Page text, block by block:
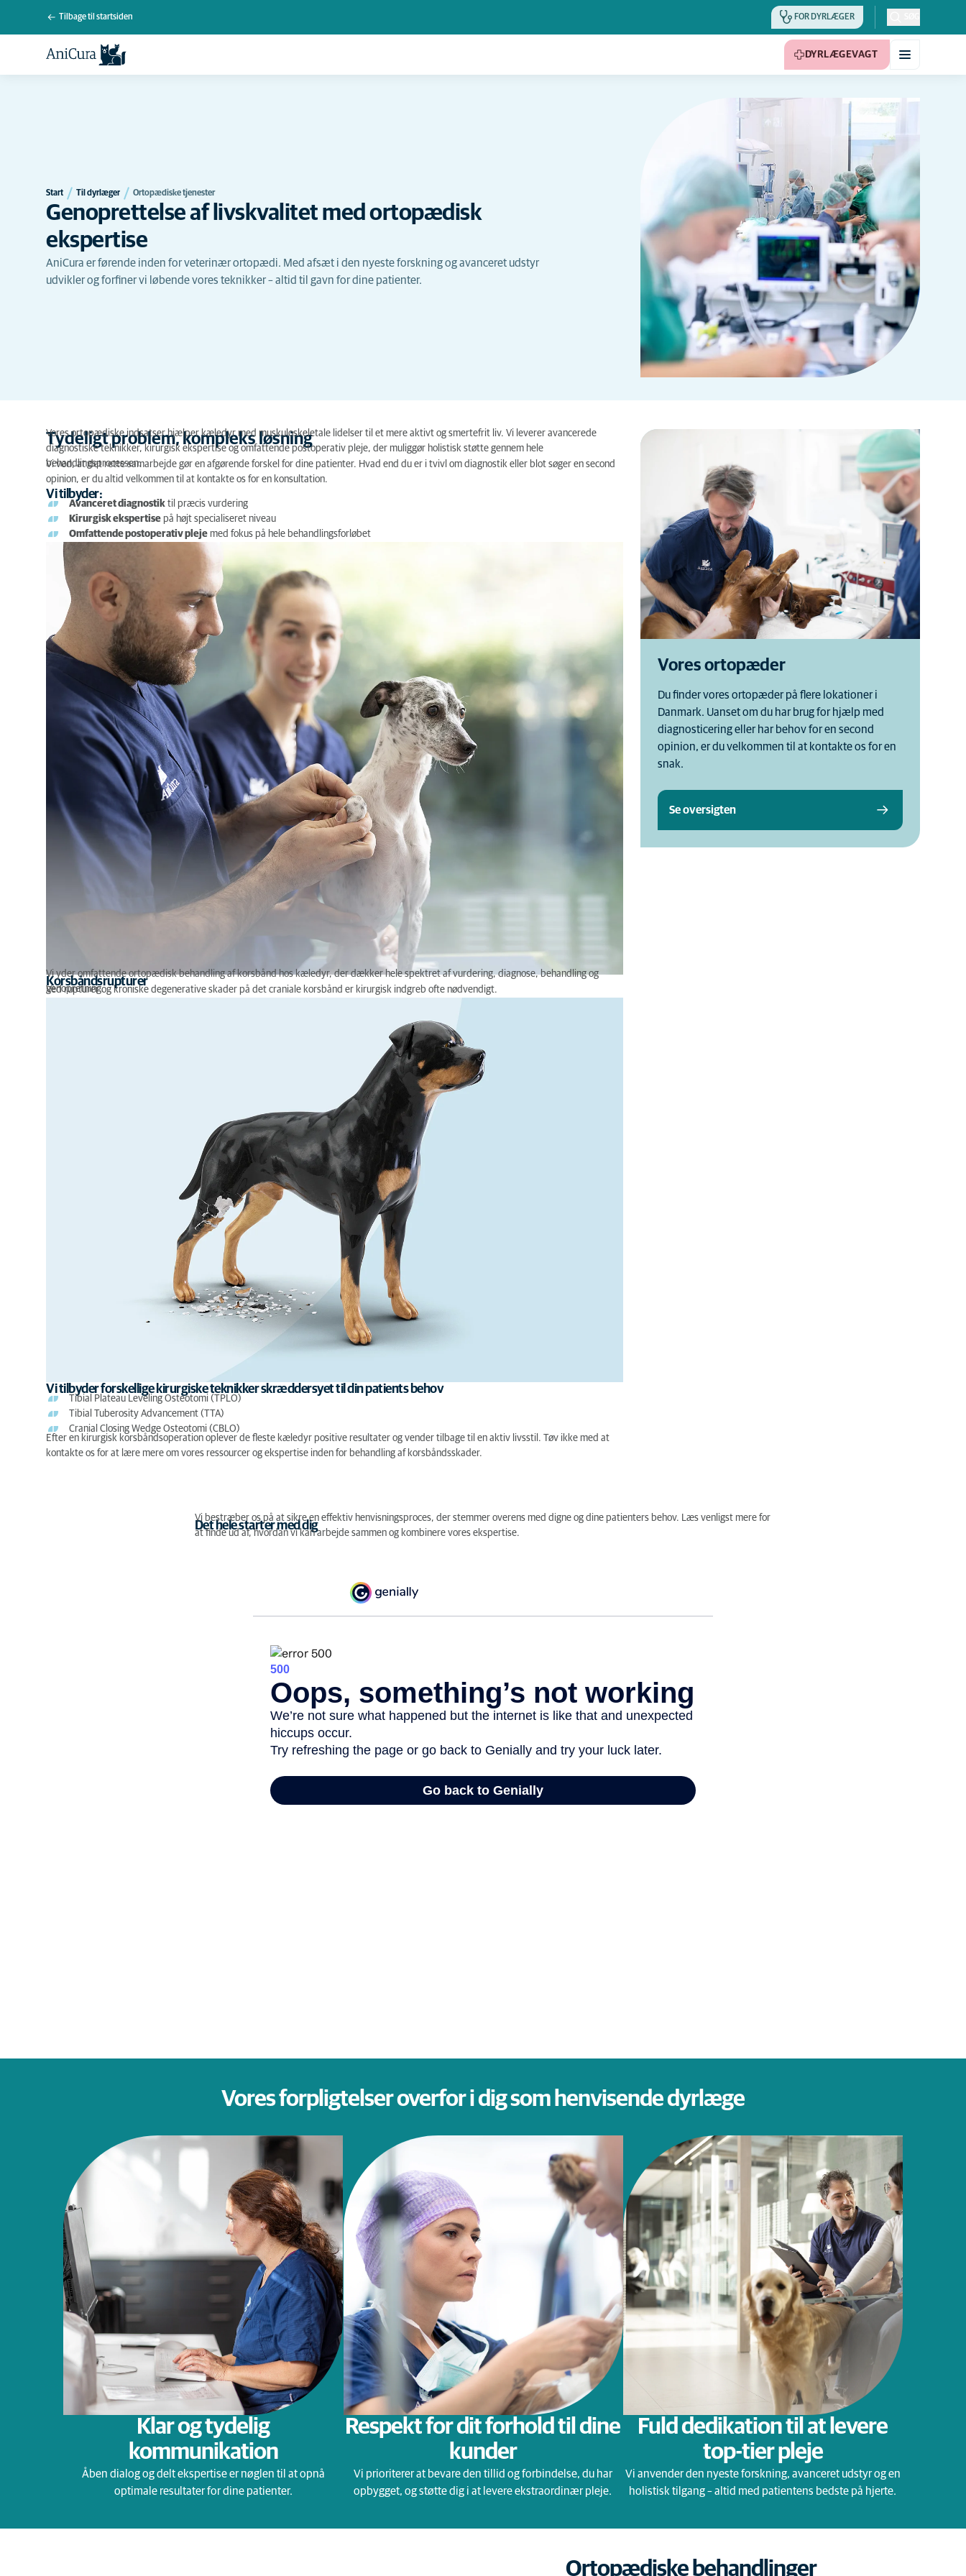
Tilbage til startsiden FOR DYRLÆGER
DYRLÆGEVAGT
Start Til dyrlæger Ortopædiske tjenester
Genoprettelse af livskvalitet med ortopædisk
ekspertise
AniCura er førende inden for veterinær ortopædi. Med afsæt i den nyeste forskning og avanceret udstyr
udvikler og forfiner vi løbende vores teknikker – altid til gavn for dine patienter.
Tydeligt problem, kompleks løsning
Vores ortopædiske indsatser hjælper kæledyr med muskuloskeletale lidelser til et mere aktivt og smertefrit liv. Vi leverer avancerede
diagnostiske teknikker, kirurgisk ekspertise og omfattende postoperativ pleje, der muliggør holistisk støtte gennem hele
behandlingsprocessen.
Vi ved, at det rette samarbejde gør en afgørende forskel for dine patienter. Hvad end du er i tvivl om diagnostik eller blot søger en second
opinion, er du altid velkommen til at kontakte os for en konsultation.
Vi tilbyder:
Avanceret diagnostik til præcis vurdering
Kirurgisk ekspertise på højt specialiseret niveau
Omfattende postoperativ pleje med fokus på hele behandlingsforløbet
Korsbåndsrupturer
Vi yder omfattende ortopædisk behandling af korsbånd hos kæledyr, der dækker hele spektret af vurdering, diagnose, behandling og
genopretning.
Ved rupturer og kroniske degenerative skader på det craniale korsbånd er kirurgisk indgreb ofte nødvendigt.
Vi tilbyder forskellige kirurgiske teknikker skræddersyet til din patients behov
Tibial Plateau Leveling Osteotomi (TPLO)
Tibial Tuberosity Advancement (TTA)
Cranial Closing Wedge Osteotomi (CBLO)
Efter en kirurgisk korsbåndsoperation oplever de fleste kæledyr positive resultater og vender tilbage til en aktiv livsstil. Tøv ikke med at
kontakte os for at lære mere om vores ressourcer og ekspertise inden for behandling af korsbåndsskader.
Vores ortopæder
Du finder vores ortopæder på flere lokationer i
Danmark. Uanset om du har brug for hjælp med
diagnosticering eller har behov for en second
opinion, er du velkommen til at kontakte os for en
snak.
Se oversigten
Det hele starter med dig
Vi bestræber os på at sikre en effektiv henvisningsproces, der stemmer overens med digne og dine patienters behov. Læs venligst mere for
at finde ud af, hvordan vi kan arbejde sammen og kombinere vores ekspertise.
Vores forpligtelser overfor i dig som henvisende dyrlæge
Klar og tydelig
kommunikation
Åben dialog og delt ekspertise er nøglen til at opnå
optimale resultater for dine patienter.
Respekt for dit forhold til dine
kunder
Vi prioriterer at bevare den tillid og forbindelse, du har
opbygget, og støtte dig i at levere ekstraordinær pleje.
Fuld dedikation til at levere
top-tier pleje
Vi anvender den nyeste forskning, avanceret udstyr og en
holistisk tilgang – altid med patientens bedste på hjerte.
Ortopædiske behandlinger